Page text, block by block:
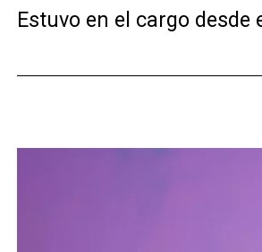
Estuvo en el cargo desde